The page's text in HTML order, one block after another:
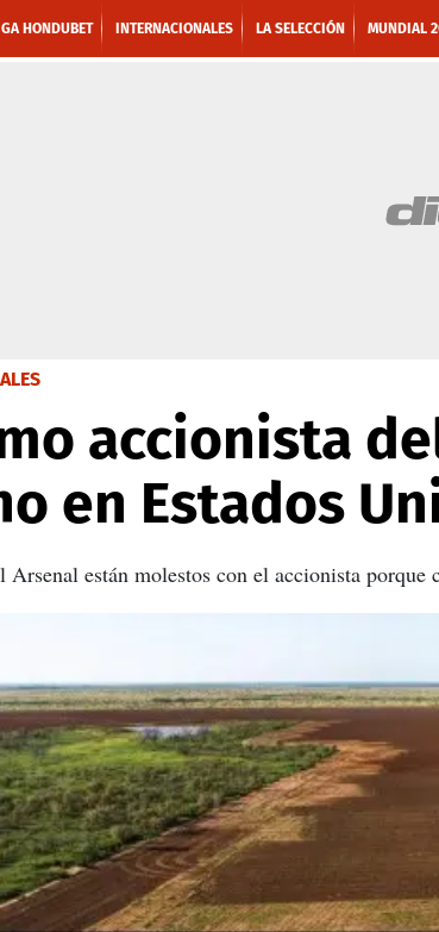
HONDUBET INTERNACIONALES LA SELECCIÓN MUNDIAL
accionista
en Estados
están molestos con el accionista